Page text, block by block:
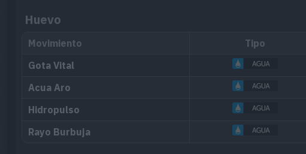
Huevo
Movimiento Tipo
Gota Vital
Acua Aro
Hidropulso
Rayo Burbuja